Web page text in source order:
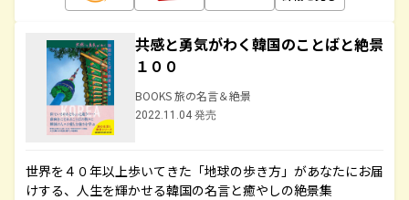
共感と勇気がわく韓国のことばと絶景
１００
BOOKS 旅の名言＆絶景
2022.11.04 発売
世界を４０年以上歩いてきた「地球の歩き方」があなたにお届
けする、人生を輝かせる韓国の名言と癒やしの絶景集